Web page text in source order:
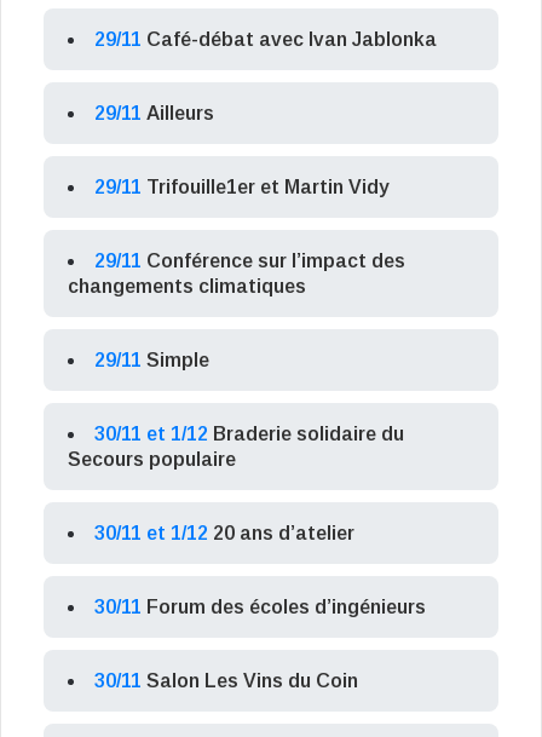
29/11 Café-débat avec Ivan Jablonka
29/11 Ailleurs
29/11 Trifouille1er et Martin Vidy
29/11 Conférence sur l’impact des
changements climatiques
29/11 Simple
30/11 et 1/12 Braderie solidaire du
Secours populaire
30/11 et 1/12 20 ans d’atelier
30/11 Forum des écoles d’ingénieurs
30/11 Salon Les Vins du Coin